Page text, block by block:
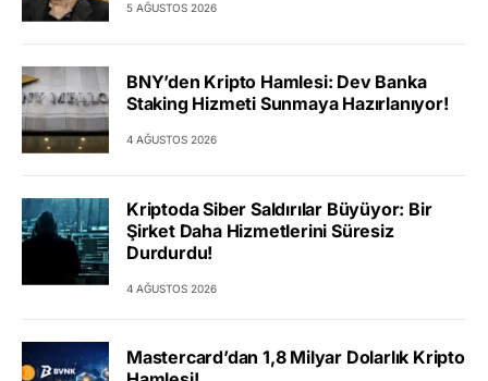
5 AĞUSTOS 2026
BNY’den Kripto Hamlesi: Dev Banka
Staking Hizmeti Sunmaya Hazırlanıyor!
4 AĞUSTOS 2026
Kriptoda Siber Saldırılar Büyüyor: Bir
Şirket Daha Hizmetlerini Süresiz
Durdurdu!
4 AĞUSTOS 2026
Mastercard’dan 1,8 Milyar Dolarlık Kripto